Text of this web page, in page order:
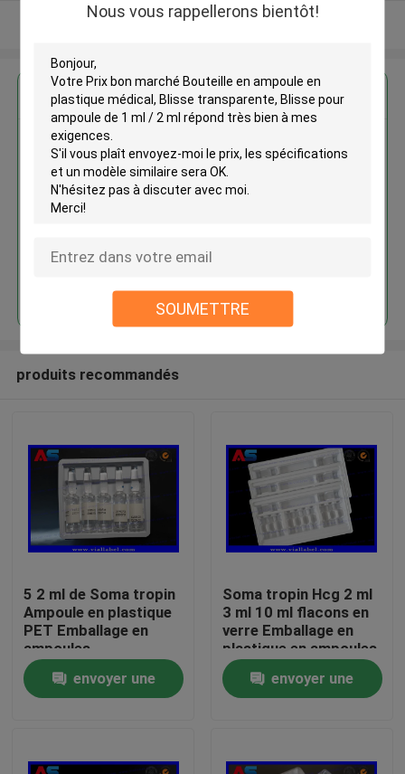
Nous vous rappellerons bientôt!
SOUMETTRE
Maison
Au sujet de nous
Regardez plus
Prix bon marché Bouteille en
ampoule en plastique médical,
Blisse transparente, Blisse pour
produits recommandés
5 2 ml de Soma tropin
Ampoule en plastique
PET Emballage en
ampoules
envoyer une
Soma tropin Hcg 2 ml
3 ml 10 ml flacons en
verre Emballage en
plastique en ampoules
pour les flacons
peptidiquesenvoyer une